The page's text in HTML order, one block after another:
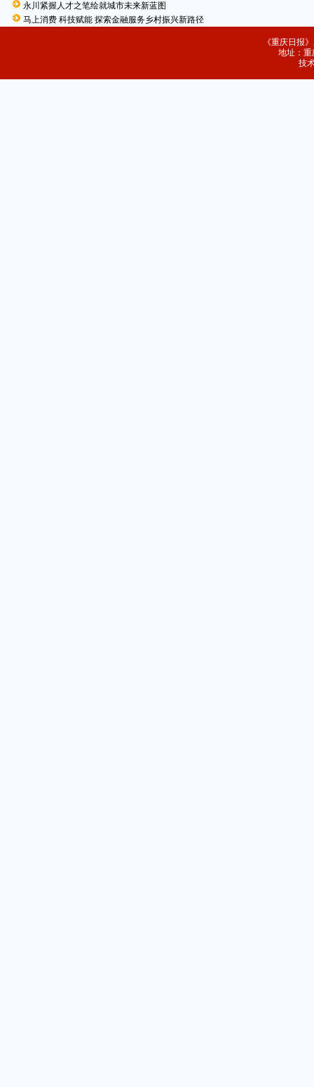
永川紧握人才之笔绘就城市未来新蓝图
马上消费 科技赋能 探索金融服务乡村振兴新路径
《重庆日报
地址：重
技